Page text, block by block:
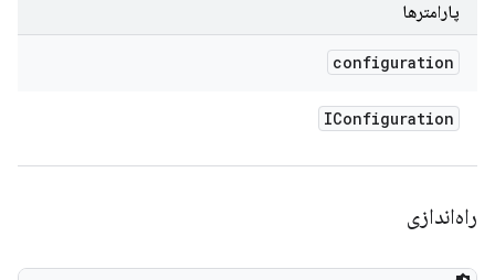
پارامترها
configuration
IConfiguration
راه‌اندازی